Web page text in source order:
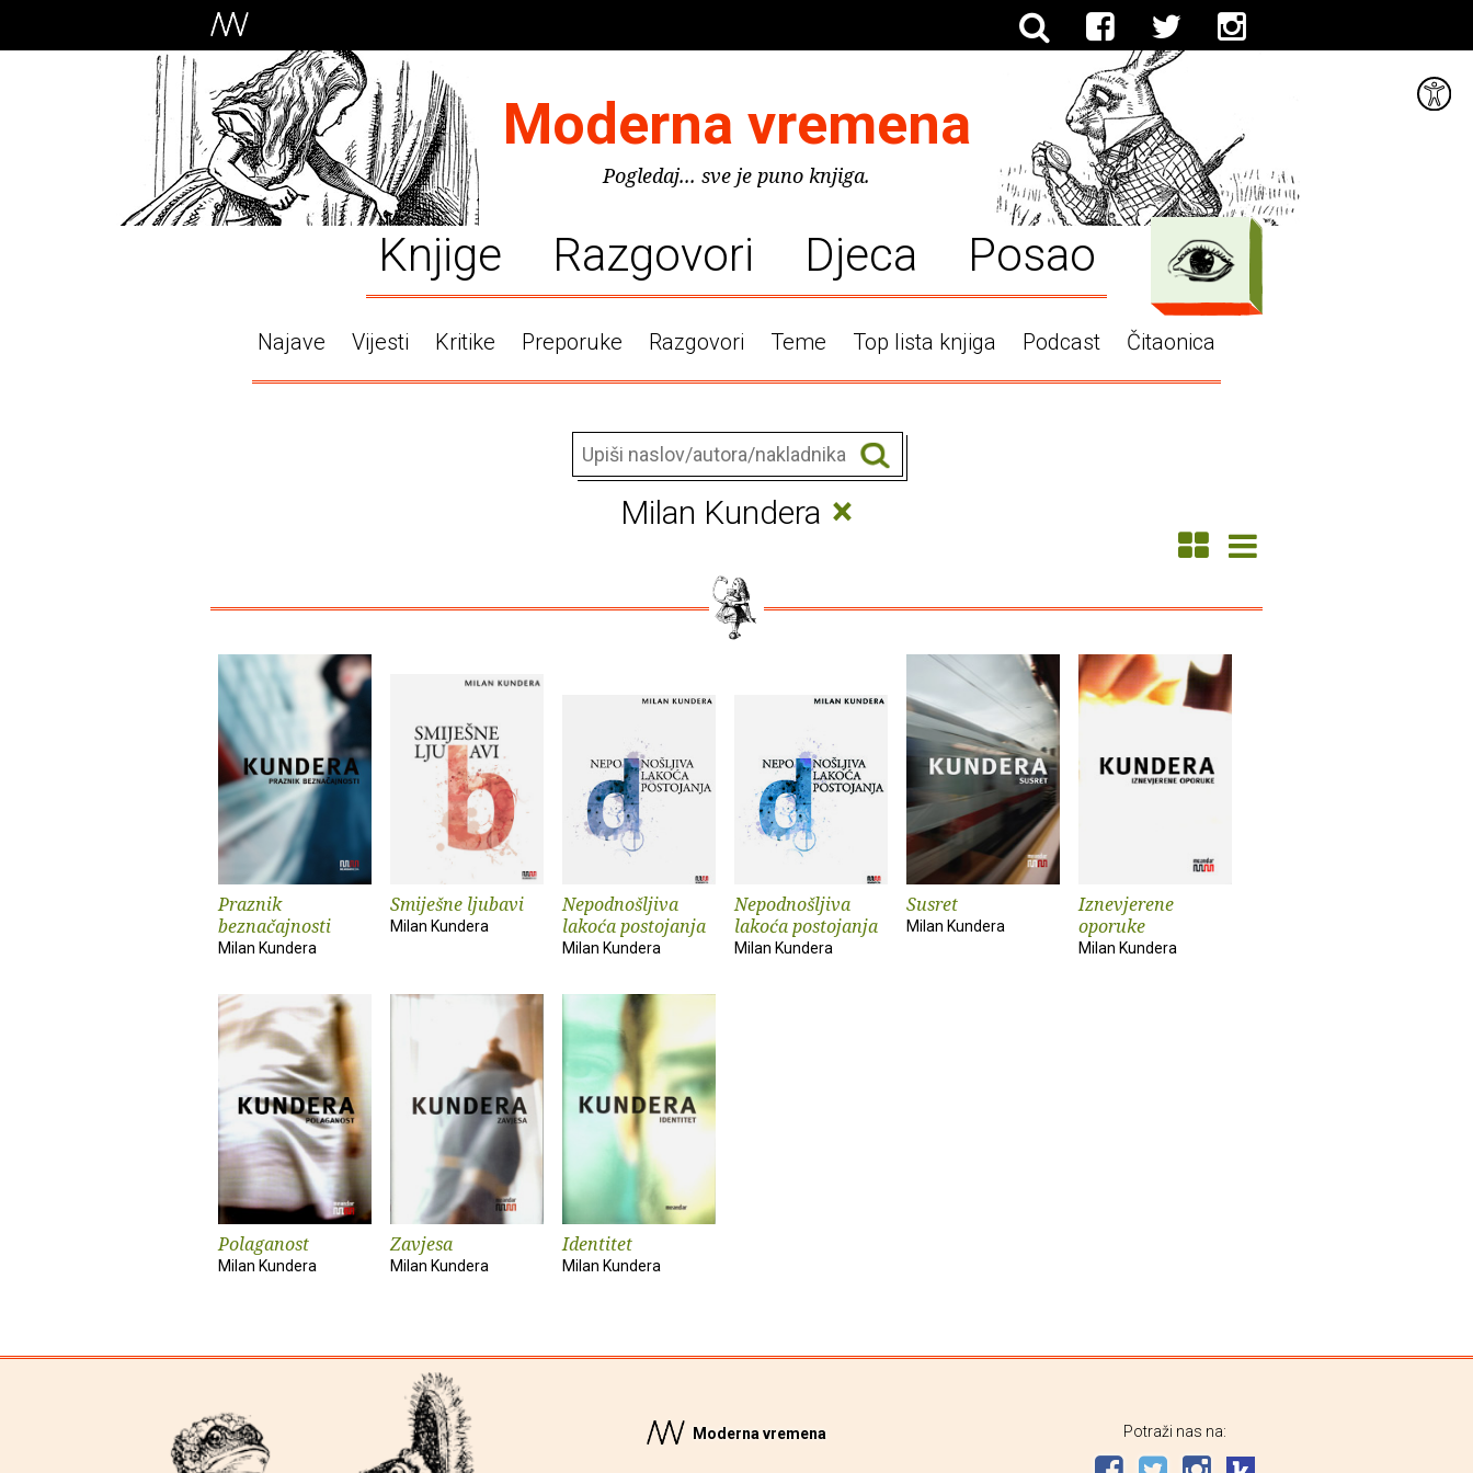
Moderna vremena
Pogledaj... sve je puno knjiga.
Knjige Razgovori Djeca Posao
Najave Vijesti Kritike Preporuke Razgovori Teme Top lista knjiga Podcast Čitaonica
Milan Kundera ×
Praznik
beznačajnosti
Milan Kundera
Smiješne ljubavi
Milan Kundera
Nepodnošljiva
lakoća postojanja
Milan Kundera
Nepodnošljiva
lakoća postojanja
Milan Kundera
Susret
Milan Kundera
Iznevjerene
oporuke
Milan Kundera
Polaganost
Milan Kundera
Zavjesa
Milan Kundera
Identitet
Milan Kundera
Moderna vremena Potraži nas na: